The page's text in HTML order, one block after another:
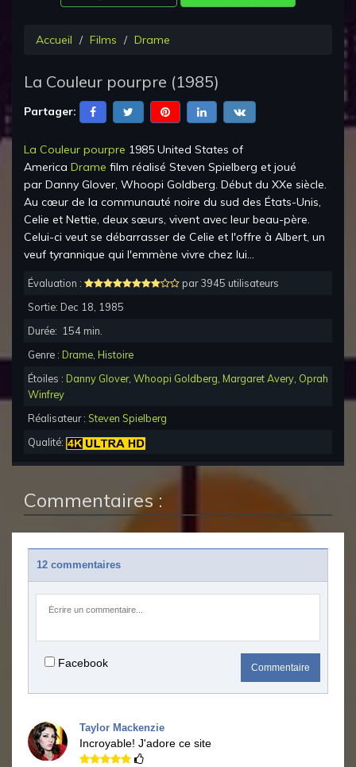
Accueil Films Drame
La Couleur pourpre (1985)
Partager:
La Couleur pourpre 1985 United States of
America Drame film réalisé Steven Spielberg et joué
par Danny Glover, Whoopi Goldberg. Début du XXe siècle.
Au cœur de la communauté noire du sud des États-Unis,
Celie et Nettie, deux sœurs, vivent avec leur beau-père.
Celui-ci veut se débarrasser de Celie et l'offre à Albert, un
veuf tyrannique qui l'emmène vivre chez lui…
Évaluation :
par 3945 utilisateurs
Sortie: Dec 18, 1985
Durée: 154min.
Genre : Drame Histoire
Étoiles : Danny Glover, Whoopi Goldberg Margaret Avery Oprah
Winfrey
Réalisateur : Steven Spielberg
Qualité:
Commentaires :
12 commentaires
Facebook Commentaire
Taylor Mackenzie
Incroyable! J'adore ce site